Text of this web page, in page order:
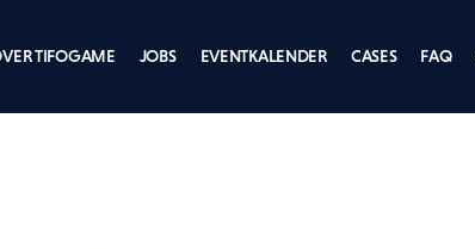
TIFOGAME JOBS EVENTKALENDER CASES FAQ